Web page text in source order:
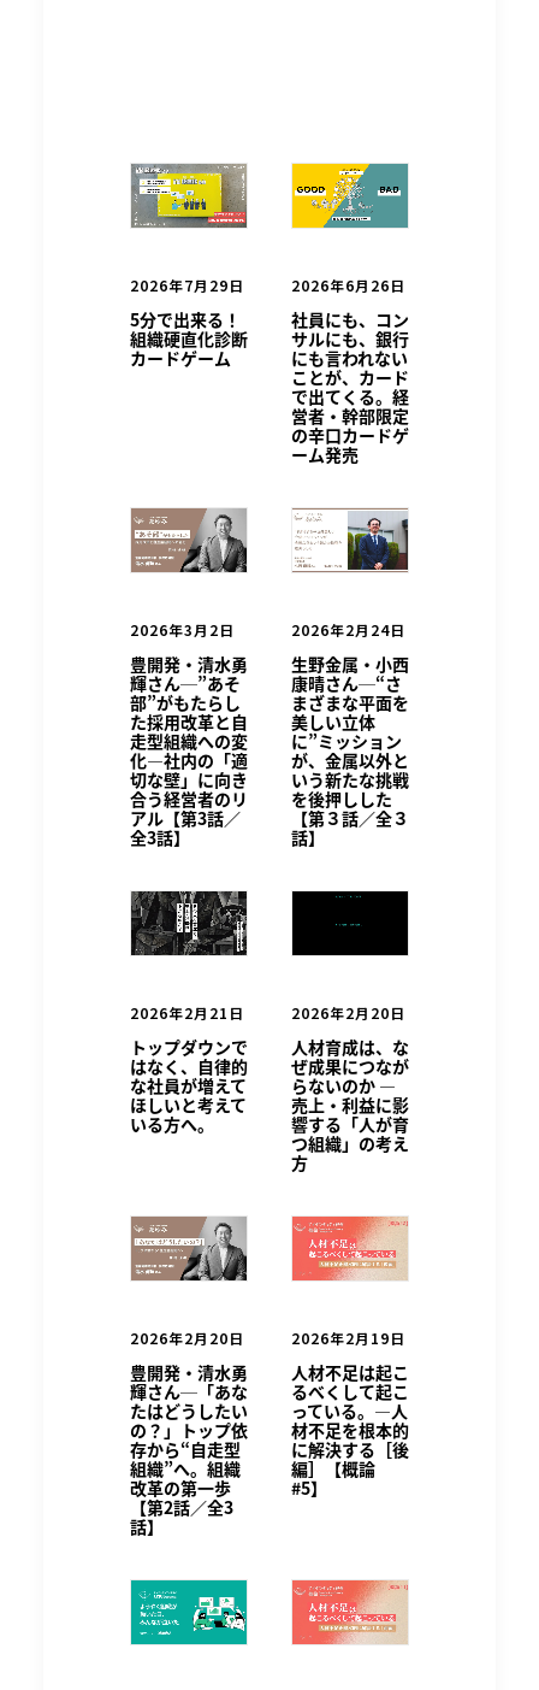
2026年7月29日
5分で出来る！
組織硬直化診断
カードゲーム
2026年6月26日
社員にも、コン
サルにも、銀行
にも言われない
ことが、カード
で出てくる。経
営者・幹部限定
の辛口カードゲ
ーム発売
2026年3月2日
豊開発・清水勇
輝さん─”あそ
部”がもたらし
た採用改革と自
走型組織への変
化―社内の「適
切な壁」に向き
合う経営者のリ
アル【第3話／
全3話】
2026年2月24日
生野金属・小西
康晴さん─“さ
まざまな平面を
美しい立体
に”ミッション
が、金属以外と
いう新たな挑戦
を後押しした
【第３話／全３
話】
2026年2月21日
トップダウンで
はなく、自律的
な社員が増えて
ほしいと考えて
いる方へ。
2026年2月20日
人材育成は、な
ぜ成果につなが
らないのか ―
売上・利益に影
響する「人が育
つ組織」の考え
方
2026年2月20日
豊開発・清水勇
輝さん─「あな
たはどうしたい
の？」トップ依
存から“自走型
組織”へ。組織
改革の第一歩
【第2話／全3
話】
2026年2月19日
人材不足は起こ
るべくして起こ
っている。—人
材不足を根本的
に解決する［後
編］【概論
#5】